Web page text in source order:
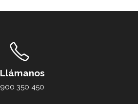
Llámanos
900 350 450